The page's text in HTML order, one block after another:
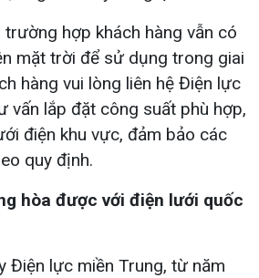
trường hợp khách hàng vẫn có
mặt trời để sử dụng trong giai
hàng vui lòng liên hệ Điện lực
vấn lắp đặt công suất phù hợp,
điện khu vực, đảm bảo các
quy định.
hòa được với điện lưới quốc
Điện lực miền Trung, từ năm